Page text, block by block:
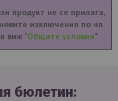
продукт не се прилага,
изключения по чл.
виж "Общите условия"
бюлетин: